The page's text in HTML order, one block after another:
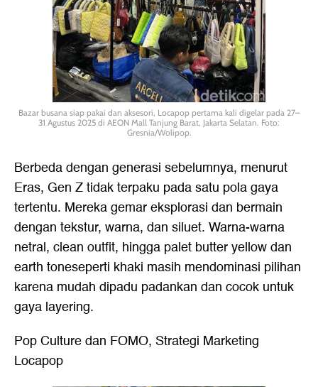
Bazar busana siap pakai dan aksesori, Locapop pertama kali digelar pada 27–
31 Agustus 2025 di AEON Mall Tanjung Barat, Jakarta Selatan. Foto:
Gresnia/Wolipop.
Berbeda dengan generasi sebelumnya, menurut
Eras, Gen Z tidak terpaku pada satu pola gaya
tertentu. Mereka gemar eksplorasi dan bermain
dengan tekstur, warna, dan siluet. Warna-warna
netral, clean outfit, hingga palet butter yellow dan
earth toneseperti khaki masih mendominasi pilihan
karena mudah dipadu padankan dan cocok untuk
gaya layering.
Pop Culture dan FOMO, Strategi Marketing
Locapop